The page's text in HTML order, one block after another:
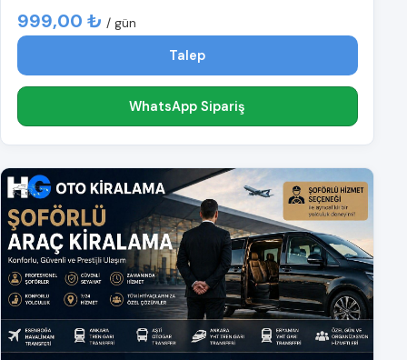
999,00 ₺ / gün
Talep
WhatsApp Sipariş